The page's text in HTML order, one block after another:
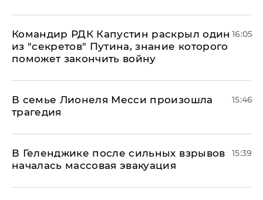
Командир РДК Капустин раскрыл один
из "секретов" Путина, знание которого
поможет закончить войну
16:05
В семье Лионеля Месси произошла
трагедия
15:46
В Геленджике после сильных взрывов
началась массовая эвакуация
15:39